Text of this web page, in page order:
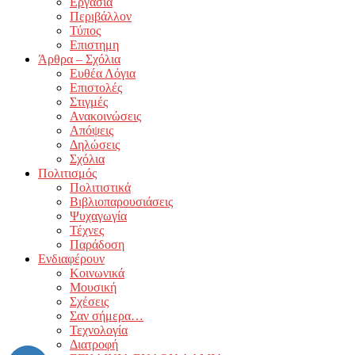
Περιβάλλον
Τύπος
Επιστημη
Άρθρα – Σχόλια
Ευθέα Λόγια
Επιστολές
Στιγμές
Ανακοινώσεις
Απόψεις
Δηλώσεις
Σχόλια
Πολιτισμός
Πολιτιστικά
Βιβλιοπαρουσιάσεις
Ψυχαγωγία
Τέχνες
Παράδοση
Ενδιαφέρουν
Κοινωνικά
Μουσική
Σχέσεις
Σαν σήμερα…
Τεχνολογία
Διατροφή